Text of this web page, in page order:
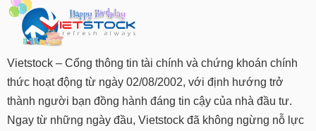
Vietstock – Cổng thông tin tài chính và chứng khoán chính
thức hoạt động từ ngày 02/08/2002, với định hướng trở
thành người bạn đồng hành đáng tin cậy của nhà đầu tư.
Ngay từ những ngày đầu, Vietstock đã không ngừng nỗ lực